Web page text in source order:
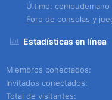
Último: compudemano
Foro de consolas y
Estadísticas en línea
Miembros conectados
Invitados conectados
Total de visitantes